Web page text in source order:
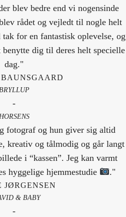
blev bedre end vi nogensinde
rådet og vejledt til nogle helt
for en fantastisk oplevelse, og
dig til deres helt specielle
dag."
-
fotograf og hun giver sig altid
kreativ og tålmodig og går langt
i “kassen”. Jeg kan varmt
hyggelige hjemmestudie
."
JØRGENSEN
& BABY
-